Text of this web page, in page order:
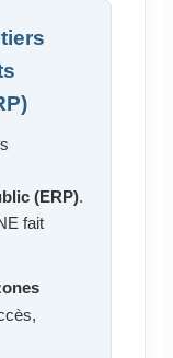
(ERP).
fait